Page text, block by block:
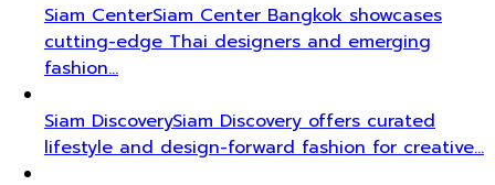
Siam CenterSiam Center Bangkok showcases
cutting-edge Thai designers and emerging
fashion…
Siam DiscoverySiam Discovery offers curated
lifestyle and design-forward fashion for creative…